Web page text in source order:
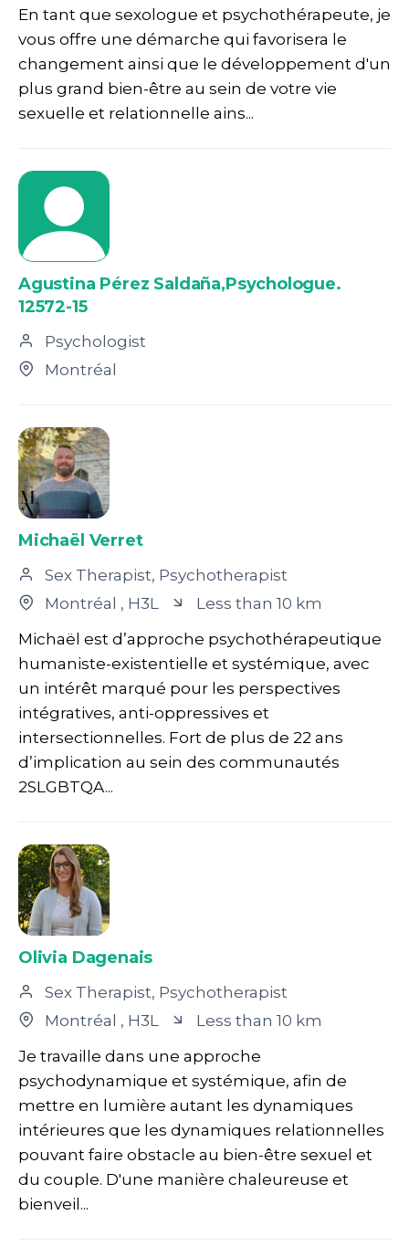
En tant que sexologue et psychothérapeute, je
vous offre une démarche qui favorisera le
changement ainsi que le développement d'un
plus grand bien-être au sein de votre vie
sexuelle et relationnelle ains...
Agustina Pérez Saldaña,Psychologue.
12572-15
Psychologist
Montréal
Michaël Verret
Sex Therapist, Psychotherapist
Montréal , H3L
Less than 10 km
Michaël est d’approche psychothérapeutique
humaniste-existentielle et systémique, avec
un intérêt marqué pour les perspectives
intégratives, anti-oppressives et
intersectionnelles. Fort de plus de 22 ans
d’implication au sein des communautés
2SLGBTQA...
Olivia Dagenais
Sex Therapist, Psychotherapist
Montréal , H3L
Less than 10 km
Je travaille dans une approche
psychodynamique et systémique, afin de
mettre en lumière autant les dynamiques
intérieures que les dynamiques relationnelles
pouvant faire obstacle au bien-être sexuel et
du couple. D'une manière chaleureuse et
bienveil...